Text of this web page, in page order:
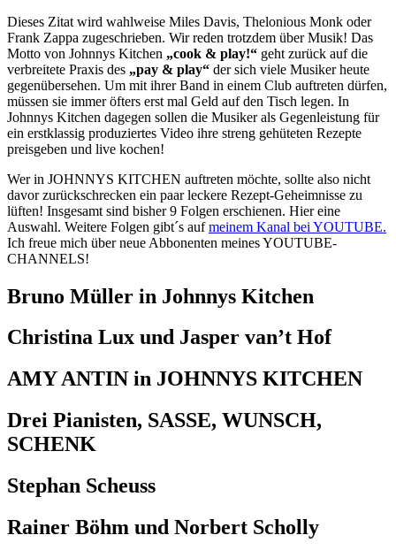
Dieses Zitat wird wahlweise Miles Davis, Thelonious Monk oder
Frank Zappa zugeschrieben. Wir reden trotzdem über Musik! Das
Motto von Johnnys Kitchen „cook & play!“ geht zurück auf die
verbreitete Praxis des „pay & play“ der sich viele Musiker heute
gegenübersehen. Um mit ihrer Band in einem Club auftreten dürfen,
müssen sie immer öfters erst mal Geld auf den Tisch legen. In
Johnnys Kitchen dagegen sollen die Musiker als Gegenleistung für
ein erstklassig produziertes Video ihre streng gehüteten Rezepte
preisgeben und live kochen!
Wer in JOHNNYS KITCHEN auftreten möchte, sollte also nicht
davor zurückschrecken ein paar leckere Rezept-Geheimnisse zu
lüften! Insgesamt sind bisher 9 Folgen erschienen. Hier eine
Auswahl. Weitere Folgen gibt´s aufmeinem Kanal bei YOUTUBE.
Ich freue mich über neue Abbonenten meines YOUTUBE-
CHANNELS!
Bruno Müller in Johnnys Kitchen
Christina Lux und Jasper van’t Hof
AMY ANTIN in JOHNNYS KITCHEN
Drei Pianisten, SASSE, WUNSCH,
SCHENK
Stephan Scheuss
Rainer Böhm und Norbert Scholly